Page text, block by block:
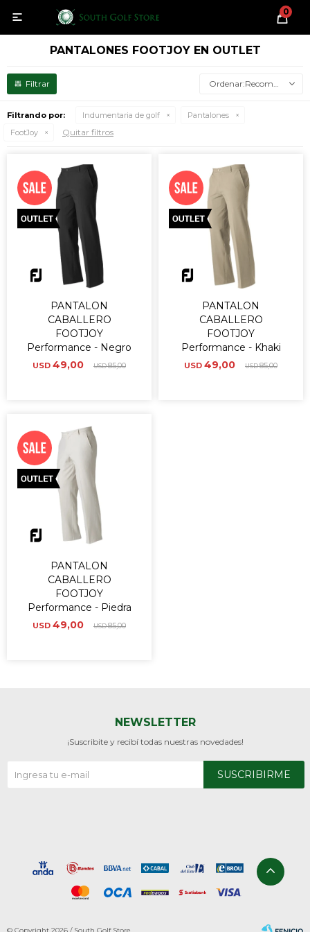
0

PANTALONES FOOTJOY EN OUTLET
Recomendados
Filtrando por: Indumentaria de golf
Pantalones
FootJoy
Quitar filtros
PANTALON
CABALLERO
FOOTJOY
Performance - Negro
USD 49,00 USD85,00
PANTALON
CABALLERO
FOOTJOY
Performance - Khaki
USD 49,00 USD85,00
PANTALON
CABALLERO
FOOTJOY
Performance - Piedra
USD 49,00 USD85,00
NEWSLETTER
¡Suscribite y recibí todas nuestras novedades!
SUSCRIBIRME